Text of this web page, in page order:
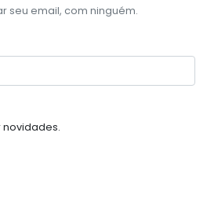
seu email, com ninguém.